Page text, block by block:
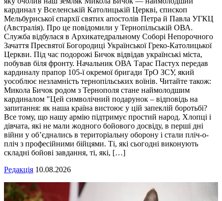
кардинал у Вселенській Католицькій Церкві, єпископ
Мельбурнської єпархії святих апостолів Петра й Павла УГКЦ
(Австралія). Про це повідомили у Тернопільській ОВА.
Служба відбулася в Архикатедральному Соборі Непорочного
Зачаття Пресвятої Богородиці Української Греко-Католицької
Церкви. Під час подорожі Бичок відвідав українські міста,
побував біля фронту. Начальник ОВА Тарас Пастух передав
кардиналу прапор 105-ї окремої бригади ТрО ЗСУ, який
уособлює незламність тернопільських воїнів. Читайте також:
Микола Бичок родом з Тернополя стане наймолодшим
кардиналом "Цей символічний подарунок – відповідь на
запитання: як наша країна вистоює у цій запеклій боротьбі?
Все тому, що нашу армію підтримує простий народ. Хлопці і
дівчата, які не мали жодного бойового досвіду, в перші дні
війни у об’єднались в територіальну оборону і стали пліч-о-
пліч з професійними бійцями. Ті, які сьогодні виконують
складні бойові завдання, ті, які, […]
Редакція 10.08.2026